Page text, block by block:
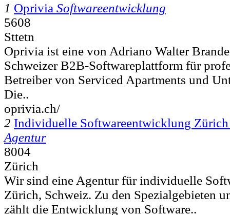
1 Oprivia Softwareentwicklung
5608
Sttetn
Oprivia ist eine von Adriano Walter
Schweizer B2B-Softwareplattform für
Betreiber von Serviced Apartments und
Die..
oprivia.ch/
2 Individuelle Softwareentwicklung
Agentur
8004
Zürich
Wir sind eine Agentur für individuelle
Zürich, Schweiz. Zu den Spezialgebieten
zählt die Entwicklung von Software..